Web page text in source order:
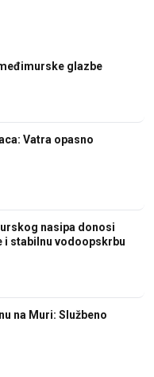
glazbe
Vatra opasno
nasipa donosi
stabilnu vodoopskrbu
na Muri: Službeno